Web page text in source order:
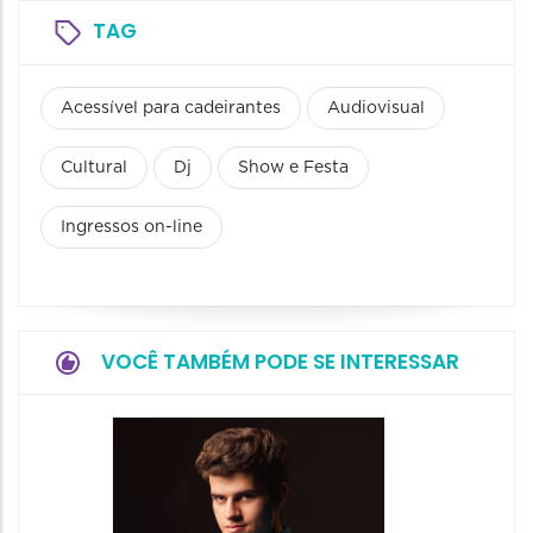
TAG
Acessível para cadeirantes Audiovisual
Cultural Dj Show e Festa
Ingressos on-line
VOCÊ TAMBÉM PODE SE INTERESSAR